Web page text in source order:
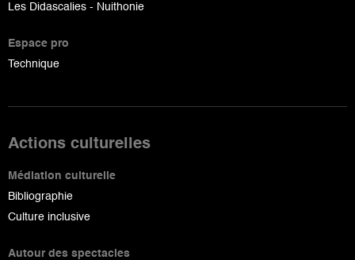
Les Didascalies - Nuithonie
Espace pro
Technique
Actions culturelles
Médiation culturelle
Bibliographie
Culture inclusive
Autour des spectacles